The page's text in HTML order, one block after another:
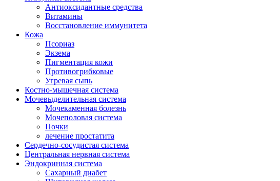
Антиоксидантные средства
Витамины
Восстановление иммунитета
Кожа
Псориаз
Экзема
Пигментация кожи
Противогрибковые
Угревая сыпь
Костно-мышечная система
Мочевыделительная система
Мочекаменная болезнь
Мочеполовая система
Почки
лечение простатита
Сердечно-сосудистая система
Центральная нервная система
Эндокринная система
Сахарный диабет